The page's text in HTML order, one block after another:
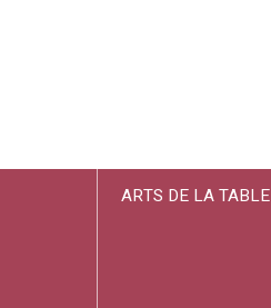
ARTS DE LA TABLE